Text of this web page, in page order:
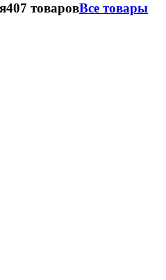
407 товаровВсе товары